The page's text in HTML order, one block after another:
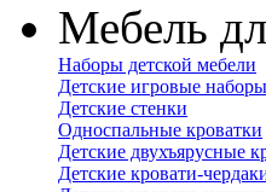
Мебель
Наборы детской мебели
Детские игровые наборы
Детские стенки
Односпальные кроватки
Детские двухъярусные
Детские кровати-